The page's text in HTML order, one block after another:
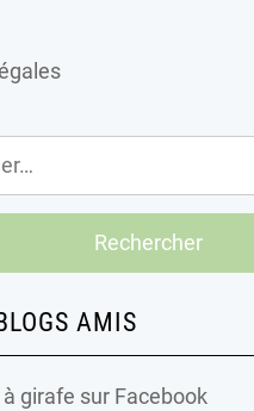
AMIS
girafe sur Facebook